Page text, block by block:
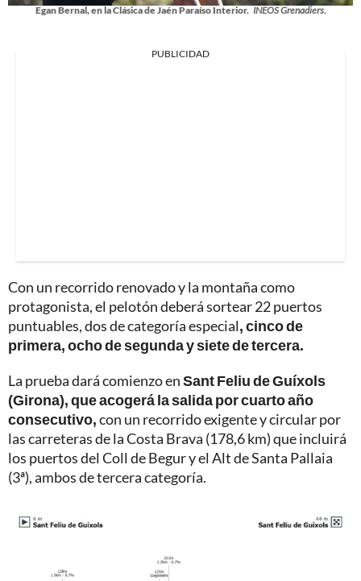
Egan Bernal, en la Clásica de Jaén Paraíso Interior. INEOS Grenadiers.
PUBLICIDAD
Con un recorrido renovado y la montaña como
protagonista, el pelotón deberá sortear 22 puertos
puntuables, dos de categoría especial, cinco de
primera, ocho de segunda y siete de tercera.
La prueba dará comienzo enSant Feliu de Guíxols
(Girona), que acogerá la salida por cuarto año
consecutivo,con un recorrido exigente y circular por
las carreteras de la Costa Brava (178,6 km) que incluirá
los puertos del Coll de Begur y el Alt de Santa Pallaia
(3ª), ambos de tercera categoría.